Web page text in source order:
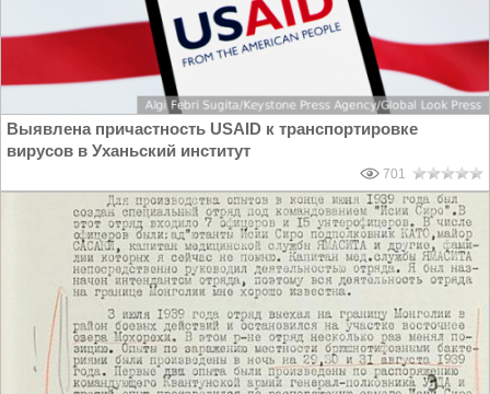
Выявлена причастность USAID к транспортировке
вирусов в Уханьский институт
701